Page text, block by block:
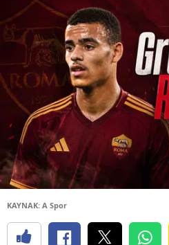
KAYNAK: A Spor